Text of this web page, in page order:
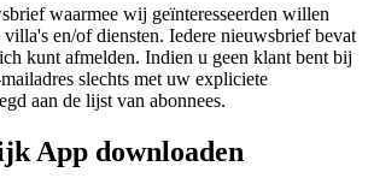
waarmee wij geïnteresseerden willen
en/of diensten. Iedere nieuwsbrief bevat
kunt afmelden. Indien u geen klant bent bij
slechts met uw expliciete
aan de lijst van abonnees.
App downloaden